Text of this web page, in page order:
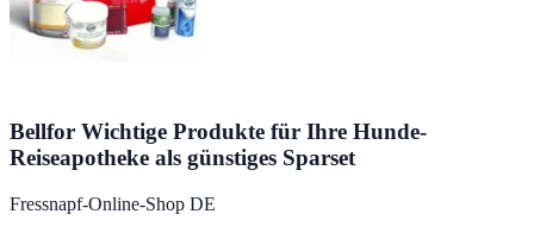
Bellfor Wichtige Produkte für Ihre Hunde-
Reiseapotheke als günstiges Sparset
Fressnapf-Online-Shop DE